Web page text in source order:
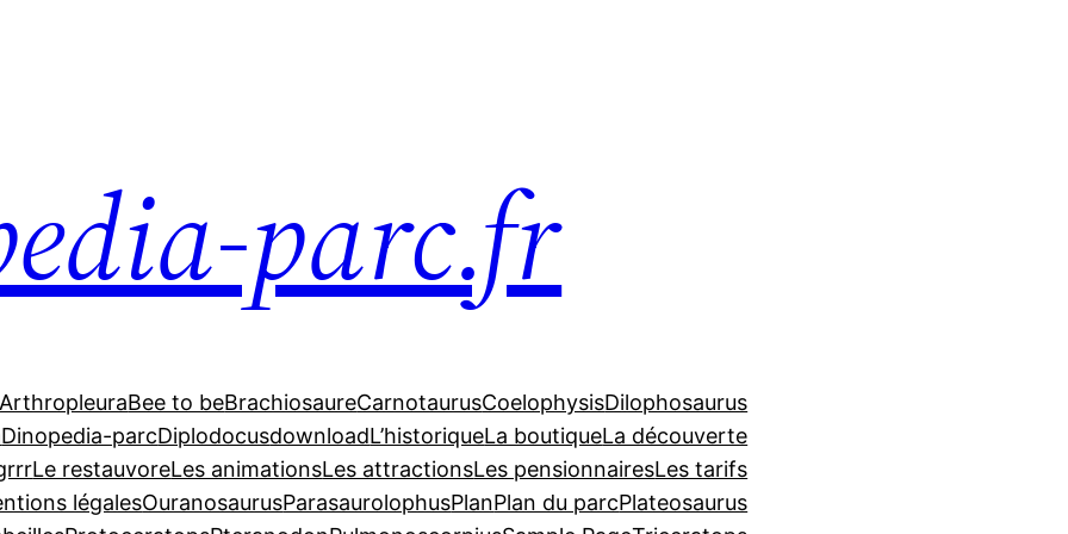
parc.fr
ArthropleuraBee to beBrachiosaureCarnotaurusCoelophysisDilophosaurus
Dinopedia-parcDiplodocusdownloadL’historiqueLa boutiqueLa découverte
Le restauvoreLes animationsLes attractionsLes pensionnairesLes tarifs
légalesOuranosaurusParasaurolophusPlanPlan du parcPlateosaurus